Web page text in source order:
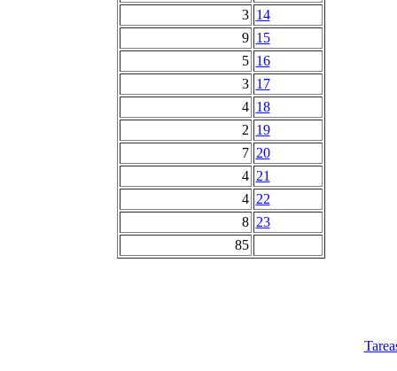
3 14
9 15
5 16
3 17
4 18
2 19
7 20
4 21
4 22
8 23
85